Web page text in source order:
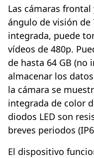
Las cámaras
ángulo de visión de
integrada, puede
vídeos de 480p.
de hasta 64 GB (no
almacenar los
la cámara se
integrada de color
diodos LED son
breves periodos
El dispositivo